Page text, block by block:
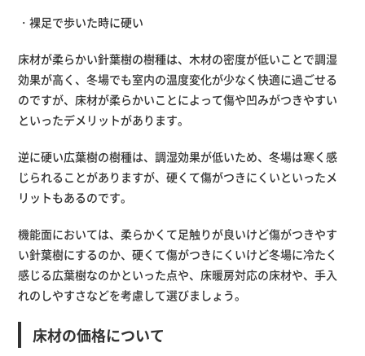
・裸足で歩いた時に硬い
床材が柔らかい針葉樹の樹種は、木材の密度が低いことで調湿
効果が高く、冬場でも室内の温度変化が少なく快適に過ごせる
のですが、床材が柔らかいことによって傷や凹みがつきやすい
といったデメリットがあります。
逆に硬い広葉樹の樹種は、調湿効果が低いため、冬場は寒く感
じられることがありますが、硬くて傷がつきにくいといったメ
リットもあるのです。
機能面においては、柔らかくて足触りが良いけど傷がつきやす
い針葉樹にするのか、硬くて傷がつきにくいけど冬場に冷たく
感じる広葉樹なのかといった点や、床暖房対応の床材や、手入
れのしやすさなどを考慮して選びましょう。
床材の価格について